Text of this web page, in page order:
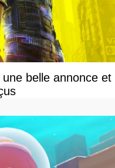
belle annonce et